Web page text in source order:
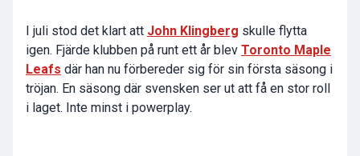
I juli stod det klart att John Klingberg skulle flytta
igen. Fjärde klubben på runt ett år blev Toronto Maple
Leafs där han nu förbereder sig för sin första säsong i
tröjan. En säsong där svensken ser ut att få en stor roll
i laget. Inte minst i powerplay.